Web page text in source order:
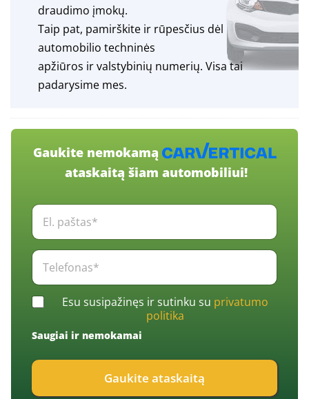
draudimo įmokų.
Taip pat, pamirškite ir rūpesčius dėl
automobilio techninės
apžiūros ir valstybinių numerių. Visa tai
padarysime mes.
Gaukite nemokamą
ataskaitą šiam automobiliui!
E
.
p
š
t
a
*
T
l
e
f
n
s
C
c
b
x
Esu susipažinęs ir sutinku su privatumo
politika
Saugiai ir nemokamai
Gaukite ataskaitą